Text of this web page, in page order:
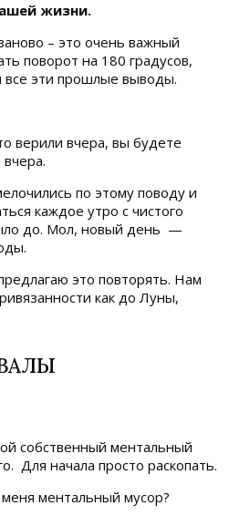
жизни.
– это очень важный
поворот на 180 градусов,
все эти прошлые выводы.
верили вчера, вы будете
по этому поводу и
каждое утро с чистого
до. Мол, новый день —
это повторять. Нам
как до Луны,
собственный ментальный
Для начала просто раскопать.
ментальный мусор?